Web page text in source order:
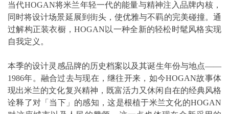
当代HOGAN将米兰年轻一代的能量与精神注入品牌内核，
同时将设计场景延展到街头，使优雅与不羁的完美碰撞。通
过解构正装衣橱，HOGAN以一种全新的轻松时髦风格实现
自我定义。
本季的设计灵感品牌的历史档案以及其诞生年份与地点——
1986年。融合过去与现在，继往开来，如今HOGAN故事体
现出米兰的文化复兴精神，既富活力又休闲自在的经典风格
诠释了对「当下」的感知，这是根植于米兰文化的HOGAN